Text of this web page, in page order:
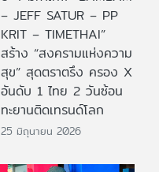
– JEFF SATUR – PP
KRIT – TIMETHAI”
สร้าง “สงครามแห่งความ
สุข” สุดตราตรึง ครอง X
อันดับ 1 ไทย 2 วันซ้อน
ทะยานติดเทรนด์โลก
25 มิถุนายน 2026